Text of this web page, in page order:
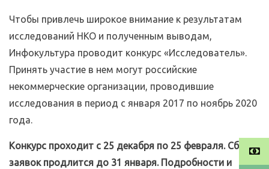
Чтобы привлечь широкое внимание к результатам
исследований НКО и полученным выводам,
Инфокультура проводит конкурс «Исследователь».
Принять участие в нем могут российские
некоммерческие организации, проводившие
исследования в период с января 2017 по ноябрь 2020
года.
Конкурс проходит с 25 декабря по 25 февраля. Сбор
заявок продлится до 31 января. Подробности и